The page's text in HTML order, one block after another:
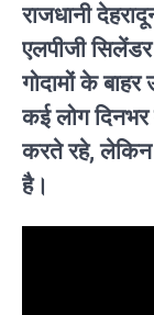
राजधानी
एलपीजी
गोदामों के
कई लोग दिनभर
करते रहे, लेकिन
है।